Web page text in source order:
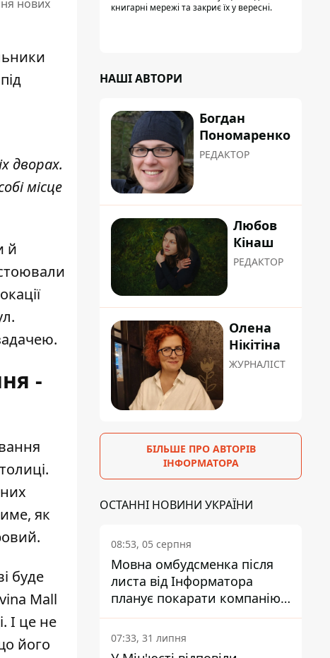
нових
дворах.
місце
й
-
як
буде
Mall
І це не
його
книгарні мережі та закриє їх у вересні.
НАШІ АВТОРИ
Богдан
Пономаренко
РЕДАКТОР
Любов
Кінаш
РЕДАКТОР
Олена
Нікітіна
ЖУРНАЛІСТ
БІЛЬШЕ ПРО АВТОРІВ
ІНФОРМАТОРА
ОСТАННІ НОВИНИ УКРАЇНИ
08:53, 05 серпня
Мовна омбудсменка після
листа від Інформатора
планує покарати компанію-
підрядника ПриватБанку
07:33, 31 липня